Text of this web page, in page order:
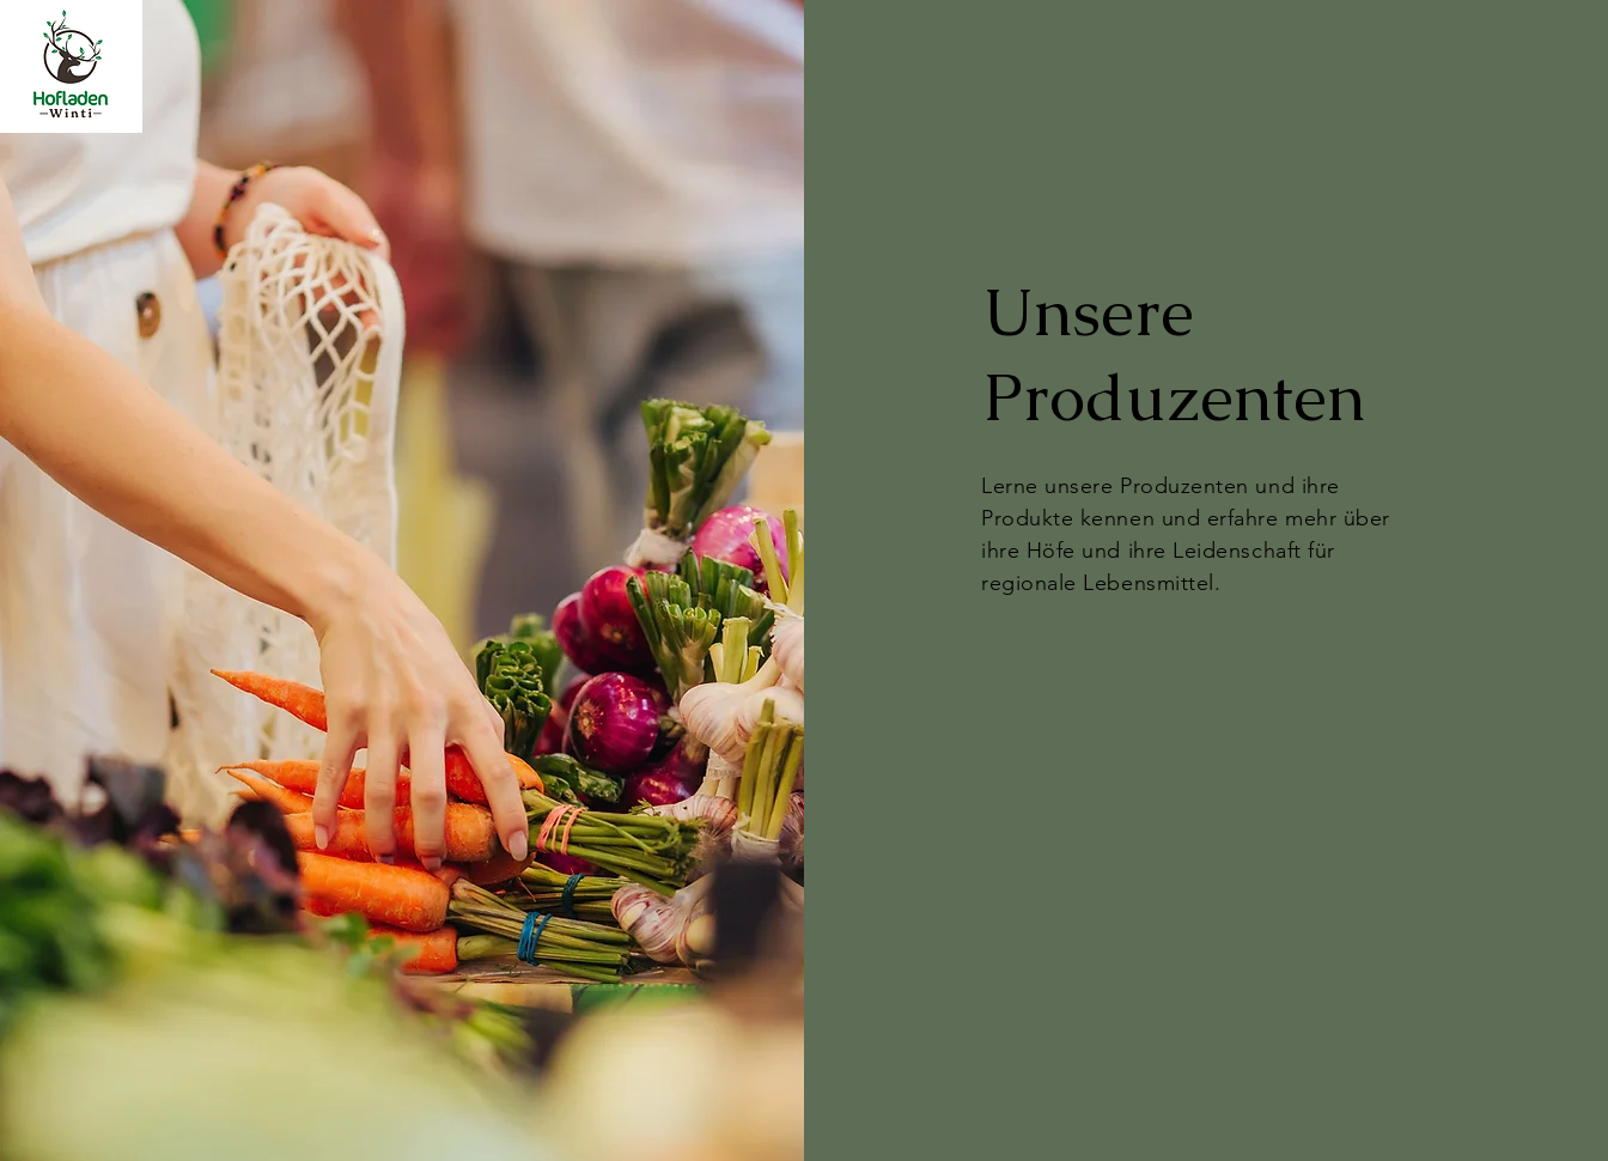
Unsere
Produzenten
Lerne unsere Produzenten und ihre
Produkte kennen und erfahre mehr über
ihre Höfe und ihre Leidenschaft für
regionale Lebensmittel.